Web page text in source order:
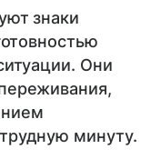
знаки
Они
минуту.